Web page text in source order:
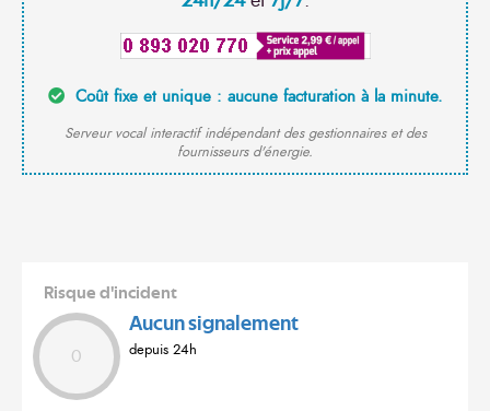
Coût fixe et unique : aucune facturation à la minute.
Serveur vocal interactif indépendant des gestionnaires et des
fournisseurs d'énergie.
Risque d'incident
0
Aucun signalement
depuis 24h